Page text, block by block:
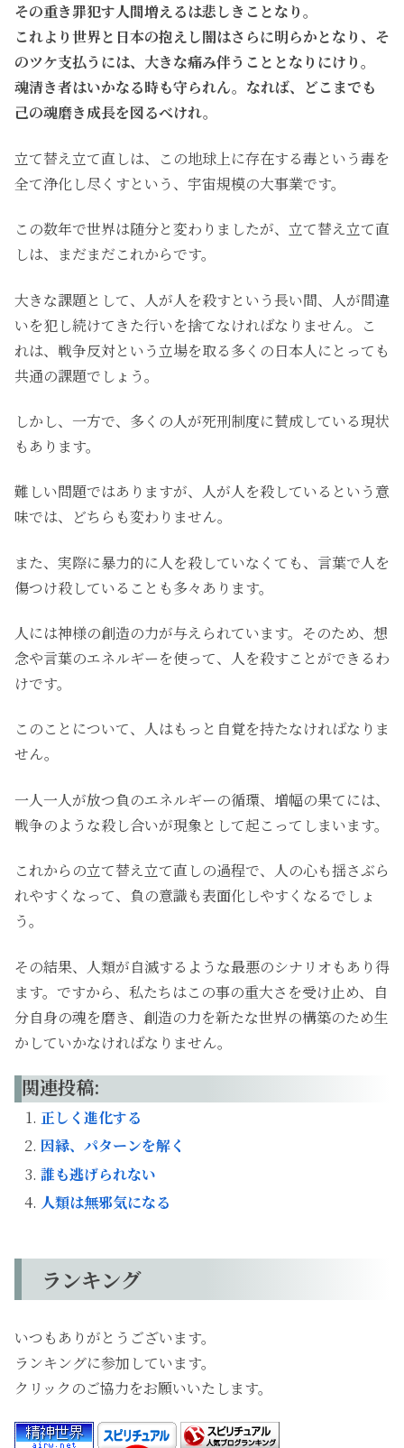
その重き罪犯す人間増えるは悲しきことなり。
これより世界と日本の抱えし闇はさらに明らかとなり、そ
のツケ支払うには、大きな痛み伴うこととなりにけり。
魂清き者はいかなる時も守られん。なれば、どこまでも
己の魂磨き成長を図るべけれ。
立て替え立て直しは、この地球上に存在する毒という毒を
全て浄化し尽くすという、宇宙規模の大事業です。
この数年で世界は随分と変わりましたが、立て替え立て直
しは、まだまだこれからです。
大きな課題として、人が人を殺すという長い間、人が間違
いを犯し続けてきた行いを捨てなければなりません。こ
れは、戦争反対という立場を取る多くの日本人にとっても
共通の課題でしょう。
しかし、一方で、多くの人が死刑制度に賛成している現状
もあります。
難しい問題ではありますが、人が人を殺しているという意
味では、どちらも変わりません。
また、実際に暴力的に人を殺していなくても、言葉で人を
傷つけ殺していることも多々あります。
人には神様の創造の力が与えられています。そのため、想
念や言葉のエネルギーを使って、人を殺すことができるわ
けです。
このことについて、人はもっと自覚を持たなければなりま
せん。
一人一人が放つ負のエネルギーの循環、増幅の果てには、
戦争のような殺し合いが現象として起こってしまいます。
これからの立て替え立て直しの過程で、人の心も揺さぶら
れやすくなって、負の意識も表面化しやすくなるでしょ
う。
その結果、人類が自滅するような最悪のシナリオもあり得
ます。ですから、私たちはこの事の重大さを受け止め、自
分自身の魂を磨き、創造の力を新たな世界の構築のため生
かしていかなければなりません。
関連投稿:
正しく進化する
因縁、パターンを解く
誰も逃げられない
人類は無邪気になる
ランキング
いつもありがとうございます。
ランキングに参加しています。
クリックのご協力をお願いいたします。